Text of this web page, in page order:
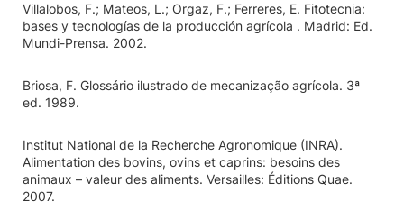
Villalobos, F.; Mateos, L.; Orgaz, F.; Ferreres, E. Fitotecnia:
bases y tecnologías de la producción agrícola . Madrid: Ed.
Mundi-Prensa. 2002.
Briosa, F. Glossário ilustrado de mecanização agrícola. 3ª
ed. 1989.
Institut National de la Recherche Agronomique (INRA).
Alimentation des bovins, ovins et caprins: besoins des
animaux – valeur des aliments. Versailles: Éditions Quae.
2007.